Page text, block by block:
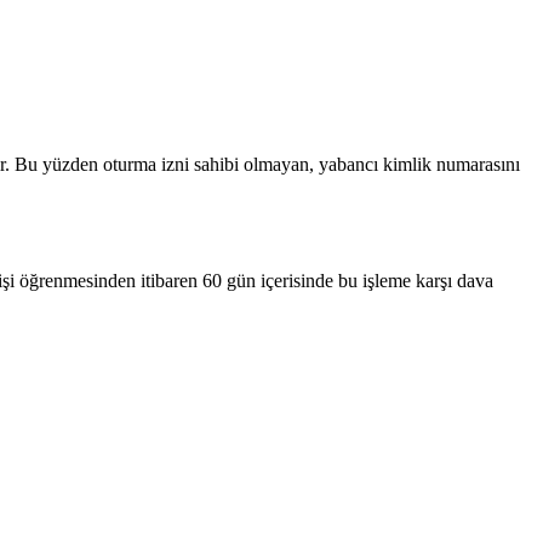
Bu yüzden oturma izni sahibi olmayan, yabancı kimlik numarasını
öğrenmesinden itibaren 60 gün içerisinde bu işleme karşı dava